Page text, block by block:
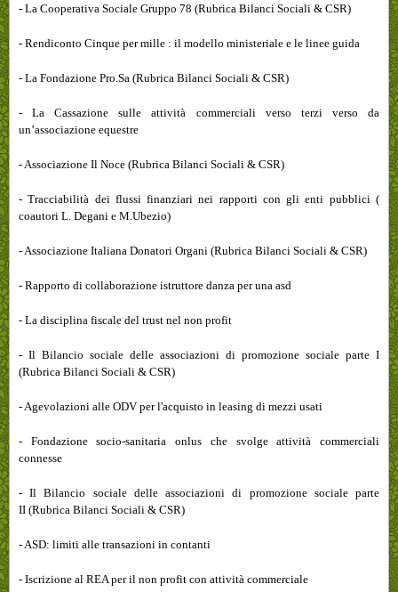
- La Cooperativa Sociale Gruppo 78 (Rubrica Bilanci Sociali & CSR)
- Rendiconto Cinque per mille : il modello ministeriale e le linee guida
- La Fondazione Pro.Sa (Rubrica Bilanci Sociali & CSR)
- La Cassazione sulle attività commerciali verso terzi verso da
un’associazione equestre
- Associazione Il Noce (Rubrica Bilanci Sociali & CSR)
- Tracciabilità dei flussi finanziari nei rapporti con gli enti pubblici (
coautori L. Degani e M.Ubezio)
- Associazione Italiana Donatori Organi (Rubrica Bilanci Sociali & CSR)
- Rapporto di collaborazione istruttore danza per una asd
- La disciplina fiscale del trust nel non profit
- Il Bilancio sociale delle associazioni di promozione sociale parte I
(Rubrica Bilanci Sociali & CSR)
- Agevolazioni alle ODV per l'acquisto in leasing di mezzi usati
- Fondazione socio-sanitaria onlus che svolge attività commerciali
connesse
-Il Bilancio sociale delle associazioni di promozione sociale parte
II (Rubrica Bilanci Sociali & CSR)
- ASD: limiti alle transazioni in contanti
- Iscrizione al REA per il non profit con attività commerciale